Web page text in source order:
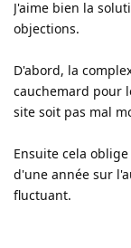
J'aime bien la
objections.
D'abord, la
cauchemard pour
site soit pas mal
Ensuite cela
d'une année sur
fluctuant.